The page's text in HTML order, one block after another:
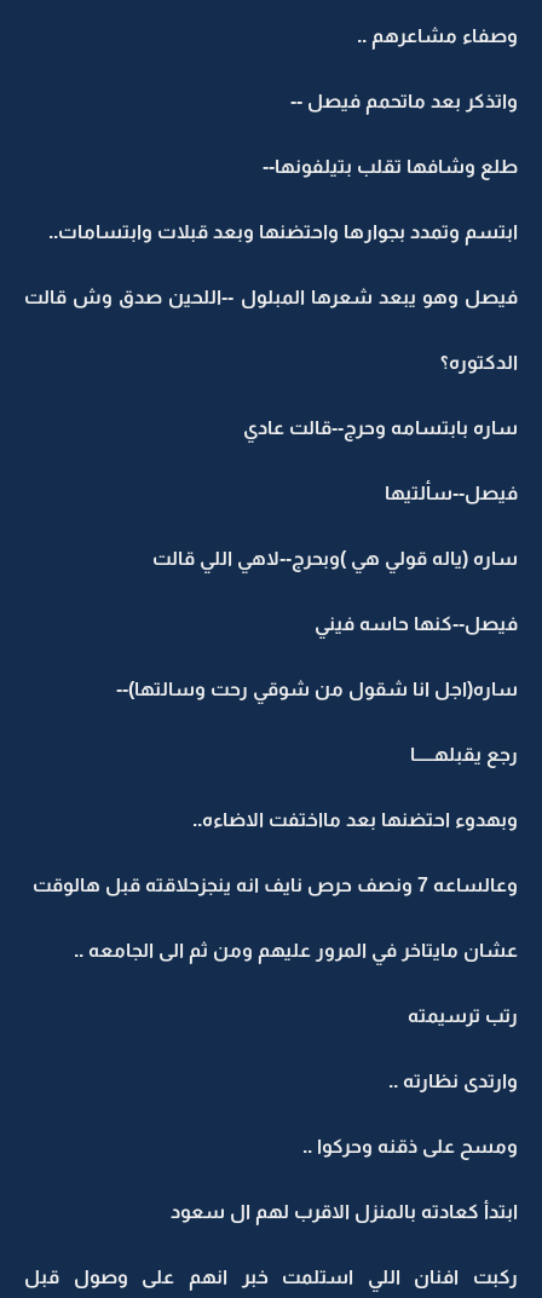
وصفاء مشاعرهم ..
واتذكر بعد ماتحمم فيصل --
طلع وشافها تقلب بتيلفونها--
ابتسم وتمدد بجوارها واحتضنها وبعد قبلات وابتسامات..
فيصل وهو يبعد شعرها المبلول --اللحين صدق وش قالت
الدكتوره؟
ساره بابتسامه وحرج--قالت عادي
فيصل--سألتيها
ساره (ياله قولي هي )وبحرج--لاهي اللي قالت
فيصل--كنها حاسه فيني
ساره(اجل انا شقول من شوقي رحت وسالتها)--
رجع يقبلهـــــا
وبهدوء احتضنها بعد مااختفت الاضاءه..
وعالساعه 7 ونصف حرص نايف انه ينجزحلاقته قبل هالوقت
عشان مايتاخر في المرور عليهم ومن ثم الى الجامعه ..
رتب ترسيمته
وارتدى نظارته ..
ومسح على ذقنه وحركوا ..
ابتدأ كعادته بالمنزل الاقرب لهم ال سعود
ركبت افنان اللي استلمت خبر انهم على وصول قبل